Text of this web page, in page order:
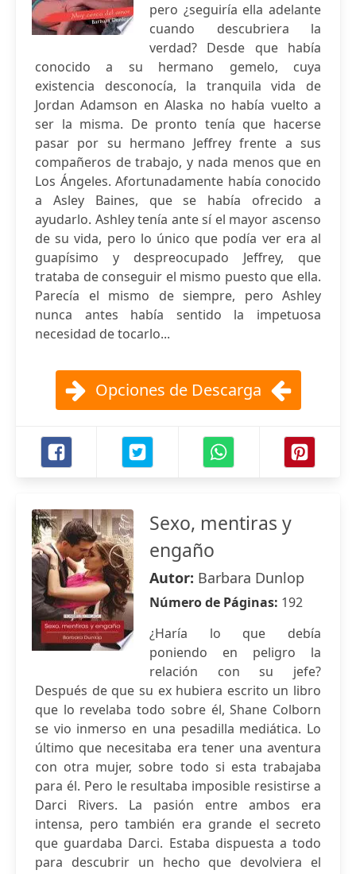
pero ¿seguiría ella adelante
cuando descubriera la
verdad? Desde que había
conocido a su hermano gemelo, cuya
existencia desconocía, la tranquila vida de
Jordan Adamson en Alaska no había vuelto a
ser la misma. De pronto tenía que hacerse
pasar por su hermano Jeffrey frente a sus
compañeros de trabajo, y nada menos que en
Los Ángeles. Afortunadamente había conocido
a Asley Baines, que se había ofrecido a
ayudarlo. Ashley tenía ante sí el mayor ascenso
de su vida, pero lo único que podía ver era al
guapísimo y despreocupado Jeffrey, que
trataba de conseguir el mismo puesto que ella.
Parecía el mismo de siempre, pero Ashley
nunca antes había sentido la impetuosa
necesidad de tocarlo...
Opciones de Descarga
Sexo, mentiras y
engaño
Autor: Barbara Dunlop
Número de Páginas: 192
¿Haría lo que debía
poniendo en peligro la
relación con su jefe?
Después de que su ex hubiera escrito un libro
que lo revelaba todo sobre él, Shane Colborn
se vio inmerso en una pesadilla mediática. Lo
último que necesitaba era tener una aventura
con otra mujer, sobre todo si esta trabajaba
para él. Pero le resultaba imposible resistirse a
Darci Rivers. La pasión entre ambos era
intensa, pero también era grande el secreto
que guardaba Darci. Estaba dispuesta a todo
para descubrir un hecho que devolviera el